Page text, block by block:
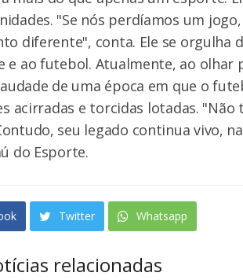
"Se nós perdíamos um
diferente", conta. Ele se orgulha
e ao futebol. Atualmente, ao olhar
de uma época em que o
acirradas e torcidas lotadas. "Não
seu legado continua vivo,
do Esporte.
Twitter Whatsapp
relacionadas